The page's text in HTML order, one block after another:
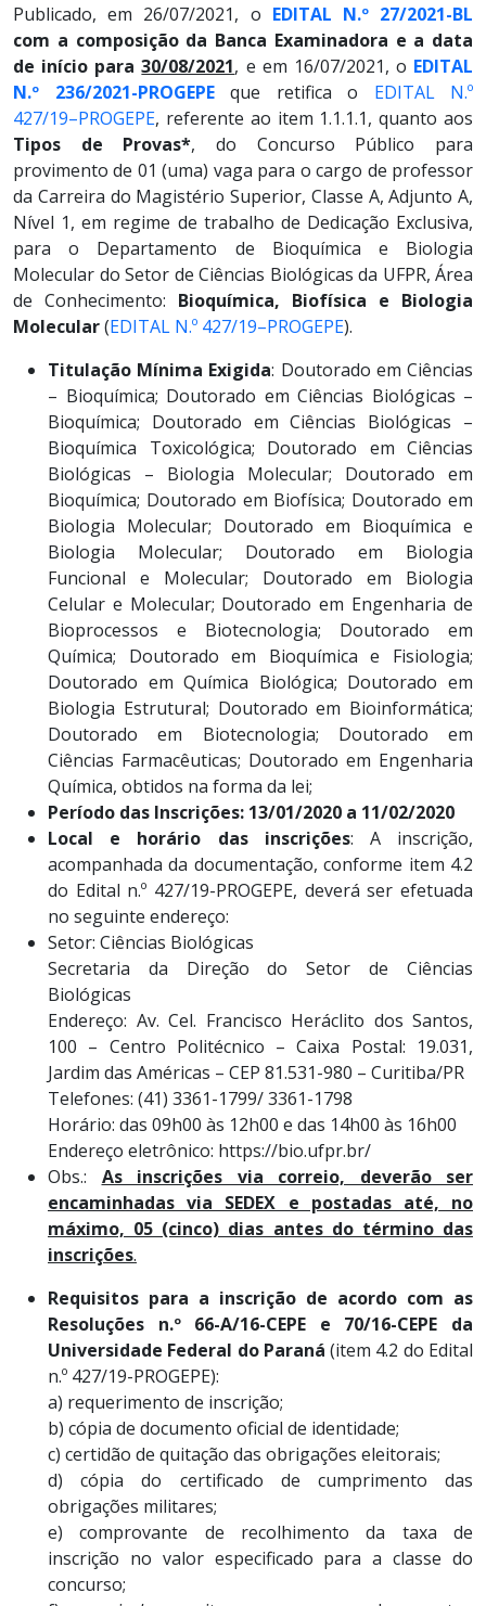
Publicado, em 26/07/2021, o EDITAL N.º 27/2021-BL
com a composição da Banca Examinadora e a data
de início para30/08/2021, e em 16/07/2021, o EDITAL
N.º 236/2021-PROGEPEque retifica o EDITAL N.º
427/19–PROGEPE, referente ao item 1.1.1.1, quanto aos
Tipos de Provas*, do Concurso Público para
provimento de 01 (uma) vaga para o cargo de professor
da Carreira do Magistério Superior, Classe A, Adjunto A,
Nível 1, em regime de trabalho de Dedicação Exclusiva,
para o Departamento de Bioquímica e Biologia
Molecular do Setor de Ciências Biológicas da UFPR, Área
de Conhecimento: Bioquímica, Biofísica e Biologia
Molecular(EDITAL N.º 427/19–PROGEPE).
Titulação Mínima Exigida: Doutorado em Ciências
– Bioquímica; Doutorado em Ciências Biológicas –
Bioquímica; Doutorado em Ciências Biológicas –
Bioquímica Toxicológica; Doutorado em Ciências
Biológicas – Biologia Molecular; Doutorado em
Bioquímica; Doutorado em Biofísica; Doutorado em
Biologia Molecular; Doutorado em Bioquímica e
Biologia Molecular; Doutorado em Biologia
Funcional e Molecular; Doutorado em Biologia
Celular e Molecular; Doutorado em Engenharia de
Bioprocessos e Biotecnologia; Doutorado em
Química; Doutorado em Bioquímica e Fisiologia;
Doutorado em Química Biológica; Doutorado em
Biologia Estrutural; Doutorado em Bioinformática;
Doutorado em Biotecnologia; Doutorado em
Ciências Farmacêuticas; Doutorado em Engenharia
Química, obtidos na forma da lei;
Período das Inscrições: 13/01/2020 a 11/02/2020
Local e horário das inscrições: A inscrição,
acompanhada da documentação, conforme item 4.2
do Edital n.º 427/19-PROGEPE, deverá ser efetuada
no seguinte endereço:
Setor: Ciências Biológicas
Secretaria da Direção do Setor de Ciências
Biológicas
Endereço: Av. Cel. Francisco Heráclito dos Santos,
100 – Centro Politécnico – Caixa Postal: 19.031,
Jardim das Américas – CEP 81.531-980 – Curitiba/PR
Telefones: (41) 3361-1799/ 3361-1798
Horário: das 09h00 às 12h00 e das 14h00 às 16h00
Endereço eletrônico: https://bio.ufpr.br/
Obs.: As inscrições via correio, deverão ser
encaminhadas via SEDEX e postadas até, no
máximo, 05 (cinco) dias antes do término das
inscrições.
Requisitos para a inscrição de acordo com as
Resoluções n.º 66-A/16-CEPE e 70/16-CEPE da
Universidade Federal do Paraná(item 4.2 do Edital
n.º 427/19-PROGEPE):
a) requerimento de inscrição;
b) cópia de documento oficial de identidade;
c) certidão de quitação das obrigações eleitorais;
d) cópia do certificado de cumprimento das
obrigações militares;
e) comprovante de recolhimento da taxa de
inscrição no valor especificado para a classe do
concurso;